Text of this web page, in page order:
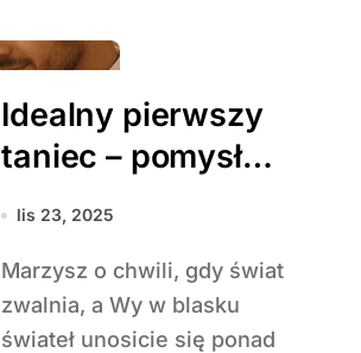
Idealny pierwszy
taniec – pomysły i
inspiracje
lis 23, 2025
Marzysz o chwili, gdy świat
zwalnia, a Wy w blasku
świateł unosicie się ponad